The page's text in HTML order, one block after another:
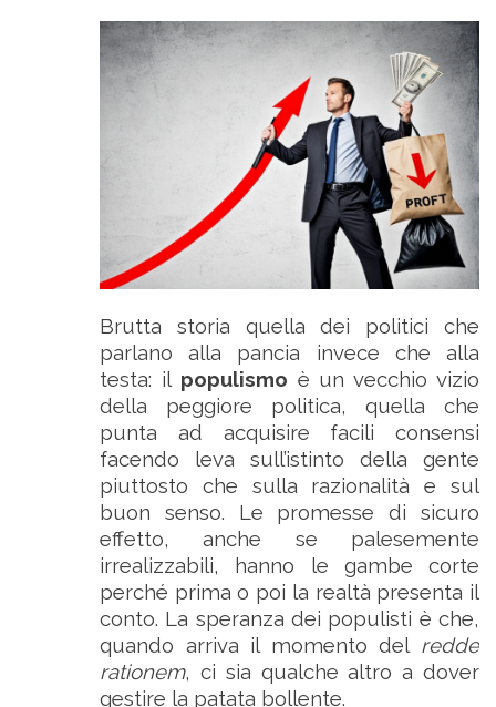
Brutta storia quella dei politici che
parlano alla pancia invece che alla
testa: il populismo è un vecchio vizio
della peggiore politica, quella che
punta ad acquisire facili consensi
facendo leva sull’istinto della gente
piuttosto che sulla razionalità e sul
buon senso. Le promesse di sicuro
effetto, anche se palesemente
irrealizzabili, hanno le gambe corte
perché prima o poi la realtà presenta il
conto. La speranza dei populisti è che,
quando arriva il momento del redde
rationem, ci sia qualche altro a dover
gestire la patata bollente.